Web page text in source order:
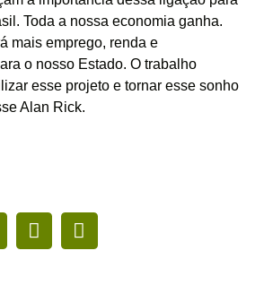
Toda a nossa economia ganha.
mais emprego, renda e
o nosso Estado. O trabalho
esse projeto e tornar esse sonho
Alan Rick.